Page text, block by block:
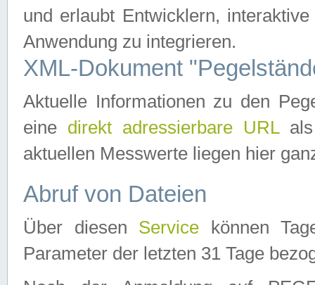
und erlaubt Entwicklern,
Anwendung zu integrieren.
XML-Dokument
Aktuelle Informationen zu den
eine direkt adressierbare URLals
aktuellen Messwerte liegen hier
Abruf von Dateien
Über diesen Service können
Parameter der letzten 31 Tage